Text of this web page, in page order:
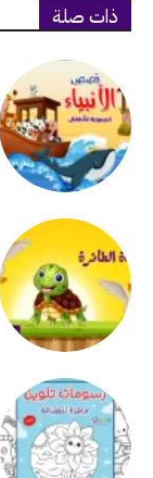
ذات صلة